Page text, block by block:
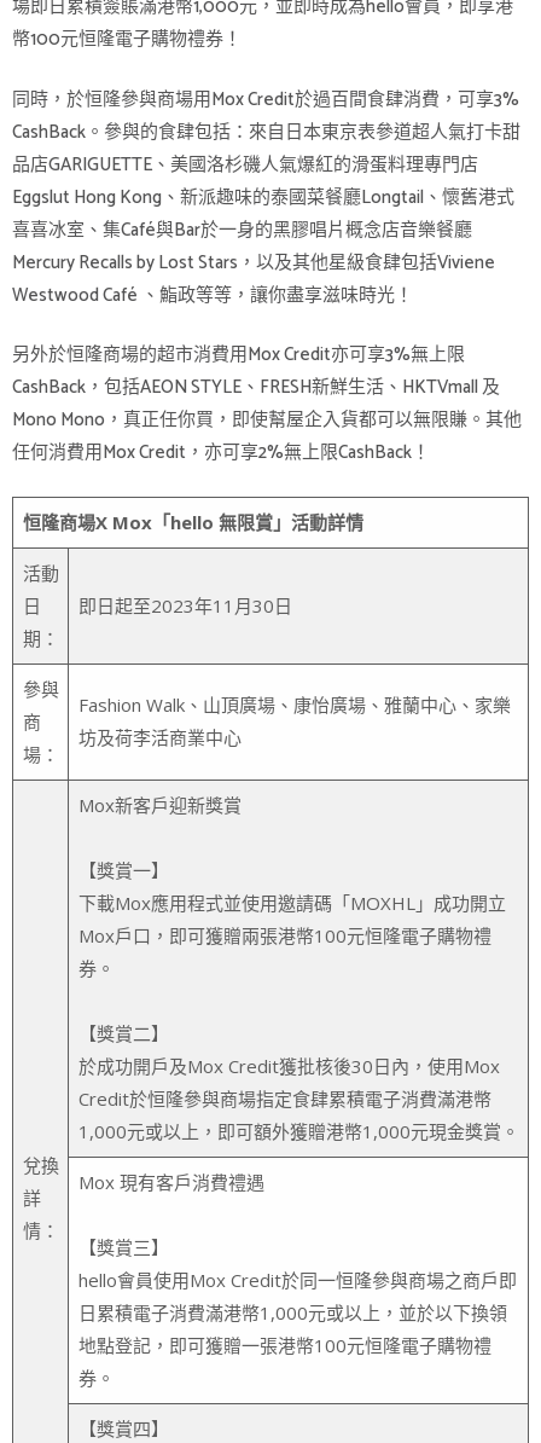
場即日累積簽賬滿港幣1,000元，並即時成為hello會員，即享港
幣100元恒隆電子購物禮券！
同時，於恒隆參與商場用Mox Credit於過百間食肆消費，可享3%
CashBack。參與的食肆包括：來自日本東京表參道超人氣打卡甜
品店GARIGUETTE、美國洛杉磯人氣爆紅的滑蛋料理專門店
Eggslut Hong Kong、新派趣味的泰國菜餐廳Longtail、懷舊港式
喜喜冰室、集Café與Bar於一身的黑膠唱片概念店音樂餐廳
Mercury Recalls by Lost Stars，以及其他星級食肆包括Viviene
Westwood Café 、鮨政等等，讓你盡享滋味時光！
另外於恒隆商場的超市消費用Mox Credit亦可享3%無上限
CashBack，包括AEON STYLE、FRESH新鮮生活、HKTVmall 及
Mono Mono，真正任你買，即使幫屋企入貨都可以無限賺。其他
任何消費用Mox Credit，亦可享2%無上限CashBack！
恒隆商場X Mox「hello 無限賞」活動詳情
活動
日
期：
即日起至2023年11月30日
參與
商
場：
Fashion Walk、山頂廣場、康怡廣場、雅蘭中心、家樂
坊及荷李活商業中心
兌換
詳
情：
Mox新客戶迎新獎賞
【獎賞一】
下載Mox應用程式並使⽤邀請碼「MOXHL」成功開立
Mox⼾⼝，即可獲贈兩張港幣100元恒隆電子購物禮
券。
【獎賞二】
於成功開戶及Mox Credit獲批核後30日內，使用Mox
Credit於恒隆參與商場指定食肆累積電子消費滿港幣
1,000元或以上，即可額外獲贈港幣1,000元現金獎賞。
Mox 現有客戶消費禮遇
【獎賞三】
hello會員使用Mox Credit於同一恒隆參與商場之商戶即
日累積電子消費滿港幣1,000元或以上，並於以下換領
地點登記，即可獲贈一張港幣100元恒隆電子購物禮
券。
【獎賞四】